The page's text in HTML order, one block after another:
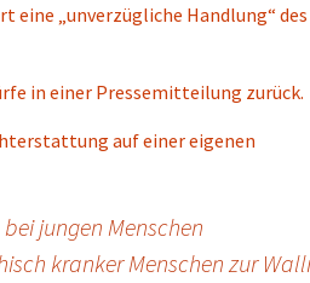
eine „unverzügliche Handlung“ des
in einer Pressemitteilung zurück.
auf einer eigenen
jungen Menschen
kranker Menschen zur